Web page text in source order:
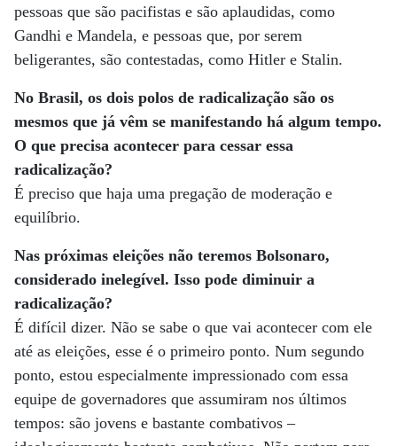
pessoas que são pacifistas e são aplaudidas, como
Gandhi e Mandela, e pessoas que, por serem
beligerantes, são contestadas, como Hitler e Stalin.
No Brasil, os dois polos de radicalização são os
mesmos que já vêm se manifestando há algum tempo.
O que precisa acontecer para cessar essa
radicalização?
É preciso que haja uma pregação de moderação e
equilíbrio.
Nas próximas eleições não teremos Bolsonaro,
considerado inelegível. Isso pode diminuir a
radicalização?
É difícil dizer. Não se sabe o que vai acontecer com ele
até as eleições, esse é o primeiro ponto. Num segundo
ponto, estou especialmente impressionado com essa
equipe de governadores que assumiram nos últimos
tempos: são jovens e bastante combativos –